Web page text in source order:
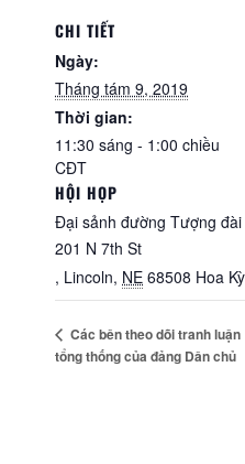
CHI TIẾT
Ngày:
Tháng tám 9, 2019
Thời gian:
11:30 sáng - 1:00 chiều
CĐT
HỘI HỌP
Đại sảnh đường Tượng đài
201 N 7th St
, Lincoln, NE 68508 Hoa Kỳ
Các bên theo dõi tranh luận
tổng thống của đảng Dân chủ